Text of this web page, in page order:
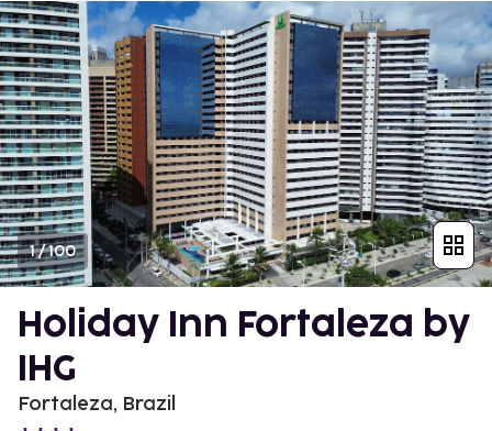
1/100
Holiday Inn Fortaleza by
IHG
Fortaleza, Brazil